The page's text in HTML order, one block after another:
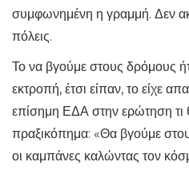
συμφωνημένη η γραμμή. Δεν
πόλεις.
Το να βγούμε στους δρόμους
εκτροπή, έτσι είπαν, το είχε
επίσημη ΕΔΑ στην ερώτηση τι
πραξικόπημα: «Θα βγούμε
οι καμπάνες καλώντας τον